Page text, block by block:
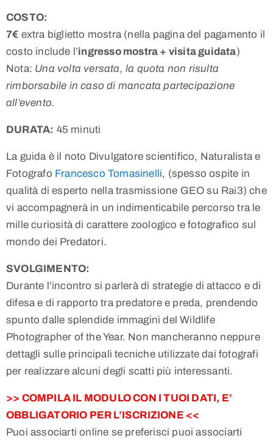
COSTO:
7€ extra biglietto mostra (nella pagina del pagamento il
costo include l’ingresso mostra + visita guidata)
Nota: Una volta versata, la quota non risulta
rimborsabile in caso di mancata partecipazione
all’evento.
DURATA: 45 minuti
La guida è il noto Divulgatore scientifico, Naturalista e
Fotografo Francesco Tomasinelli, (spesso ospite in
qualità di esperto nella trasmissione GEO su Rai3) che
vi accompagnerà in un indimenticabile percorso tra le
mille curiosità di carattere zoologico e fotografico sul
mondo dei Predatori.
SVOLGIMENTO:
Durante l’incontro si parlerà di strategie di attacco e di
difesa e di rapporto tra predatore e preda, prendendo
spunto dalle splendide immagini del Wildlife
Photographer of the Year. Non mancheranno neppure
dettagli sulle principali tecniche utilizzate dai fotografi
per realizzare alcuni degli scatti più interessanti.
>> COMPILA IL MODULO CON I TUOI DATI, E’
OBBLIGATORIO PER L’ISCRIZIONE <<
Puoi associarti online se preferisci puoi associarti